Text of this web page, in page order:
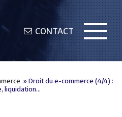
CONTACT
»Droit du e-commerce (4/4) :
liquidation…